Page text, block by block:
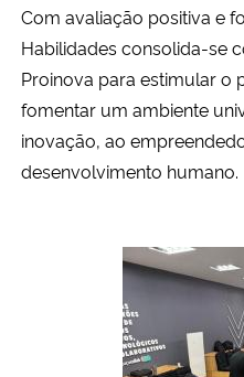
Com avaliação positiva e
Habilidades consolida-se
Proinova para estimular o
fomentar um ambiente
inovação, ao
desenvolvimento humano.